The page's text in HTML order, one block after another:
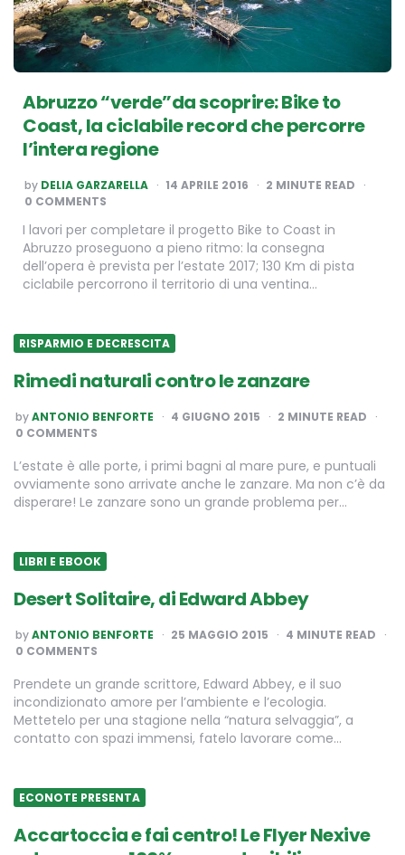
Abruzzo “verde”da scoprire: Bike to
Coast, la ciclabile record che percorre
l’intera regione
POSTED
BY
by DELIA GARZARELLA 14 APRILE 2016 2 MINUTE READ
0 COMMENTS
I lavori per completare il progetto Bike to Coast in
Abruzzo proseguono a pieno ritmo: la consegna
dell’opera è prevista per l’estate 2017; 130 Km di pista
ciclabile percorrono il territorio di una ventina…
RISPARMIO E DECRESCITA
Rimedi naturali contro le zanzare
POSTED
BY
byANTONIO BENFORTE 4 GIUGNO 2015 2 MINUTE READ
0 COMMENTS
L’estate è alle porte, i primi bagni al mare pure, e puntuali
ovviamente sono arrivate anche le zanzare. Ma non c’è da
disperare! Le zanzare sono un grande problema per…
LIBRI E EBOOK
Desert Solitaire, di Edward Abbey
POSTED
BY
byANTONIO BENFORTE 25 MAGGIO 2015 4 MINUTE READ
0 COMMENTS
Prendete un grande scrittore, Edward Abbey, e il suo
incondizionato amore per l’ambiente e l’ecologia.
Mettetelo per una stagione nella “natura selvaggia”, a
contatto con spazi immensi, fatelo lavorare come…
ECONOTE PRESENTA
Accartoccia e fai centro! Le Flyer Nexive